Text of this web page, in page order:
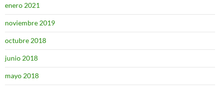
enero 2021
noviembre 2019
octubre 2018
junio 2018
mayo 2018